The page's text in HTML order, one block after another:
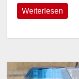
Weiterlesen